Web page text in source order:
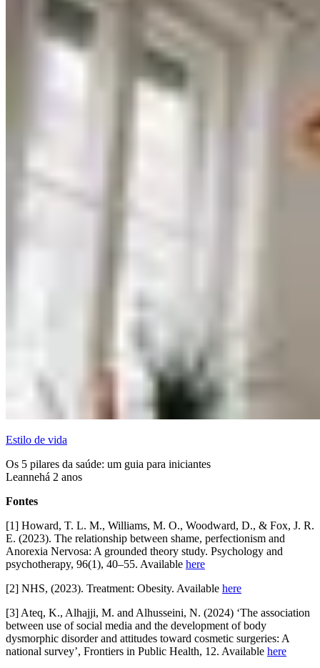
Estilo de vida
Os 5 pilares da saúde: um guia para iniciantes
Leannehá 2 anos
Fontes
[1] Howard, T. L. M., Williams, M. O., Woodward, D., & Fox, J. R.
E. (2023). The relationship between shame, perfectionism and
Anorexia Nervosa: A grounded theory study. Psychology and
psychotherapy, 96(1), 40–55. Available here
[2] NHS, (2023). Treatment: Obesity. Available here
[3] Ateq, K., Alhajji, M. and Alhusseini, N. (2024) ‘The association
between use of social media and the development of body
dysmorphic disorder and attitudes toward cosmetic surgeries: A
national survey’, Frontiers in Public Health, 12. Available here